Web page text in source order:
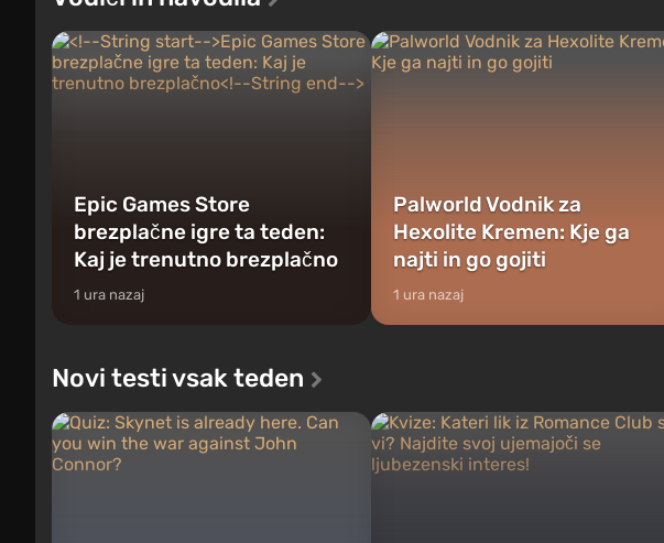
Epic Games Store
brezplačne igre ta teden:
Kaj je trenutno brezplačno
1 ura nazaj
Palworld Vodnik za
Hexolite Kremen: Kje ga
najti in go gojiti
1 ura nazaj
Novi testi vsak teden